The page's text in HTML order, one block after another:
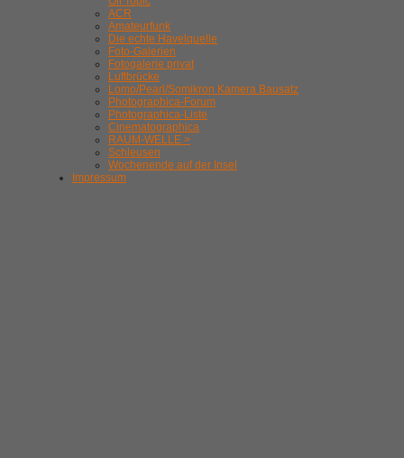
ACR
Amateurfunk
Die echte Havelquelle
Foto-Galerien
Fotogalerie privat
Luftbrücke
Lomo/Pearl/Somikron Kamera Bausatz
Photographica-Forum
Photographica-Liste
Cinematographica
RAUM-WELLE >
Schleusen
Wochenende auf der Insel
Impressum